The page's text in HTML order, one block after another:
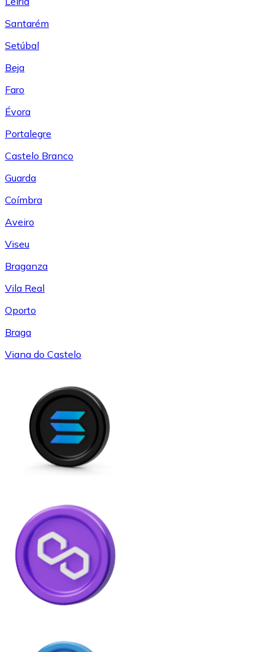
Santarém
Setúbal
Beja
Faro
Évora
Portalegre
Castelo Branco
Guarda
Coímbra
Aveiro
Viseu
Braganza
Vila Real
Oporto
Braga
Viana do Castelo